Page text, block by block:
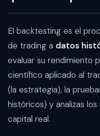
El backtesting es el
de trading a datos
evaluar su rendimiento
científico aplicado al
(la estrategia), la
históricos) y analizas
capital real.